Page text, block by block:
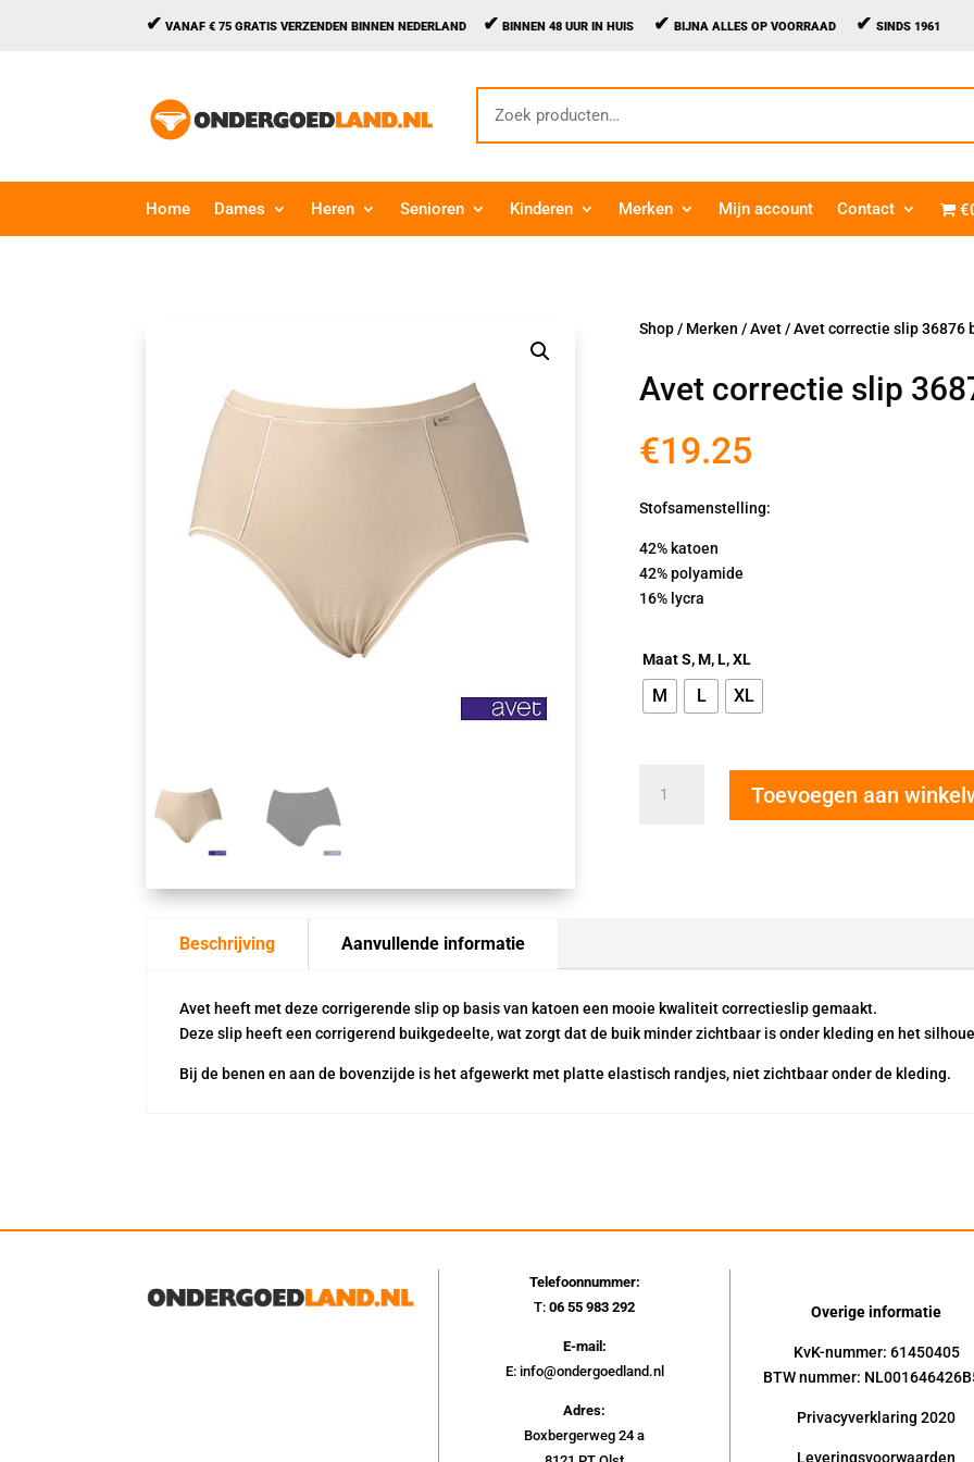
✔ VANAF € 75 GRATIS VERZENDEN BINNEN NEDERLAND ✔ BINNEN 48 UUR IN HUIS ✔BIJNA ALLES OP VOORRAAD ✔SINDS 1961
Zoeken
naar:
Home Dames Heren Senioren Kinderen Merken Mijn account Contact
Shop/ Merken /Avet/ Avet correctie slip 36876
Avet correctie slip
€19.25
Stofsamenstelling:
42% katoen
42% polyamide
16% lycra
Maat S, M, L, XL
M L XL
correctie
Toevoegen aan
Beschrijving Aanvullende informatie
Avet heeft met deze corrigerende slip op basis van katoen een mooie kwaliteit correctieslip gemaakt.
Deze slip heeft een corrigerend buikgedeelte, wat zorgt dat de buik minder zichtbaar is onder kleding en het
Bij de benen en aan de bovenzijde is het afgewerkt met platte elastisch randjes, niet zichtbaar onder de kleding.
Telefoonnummer:
T:06 55 983 292
E-mail:
E: info@ondergoedland.nl
Adres:
Boxbergerweg 24 a
Overige informatie
KvK-nummer: 61450405
BTW nummer:
Privacyverklaring 2020
Leveringsvoorwaarden